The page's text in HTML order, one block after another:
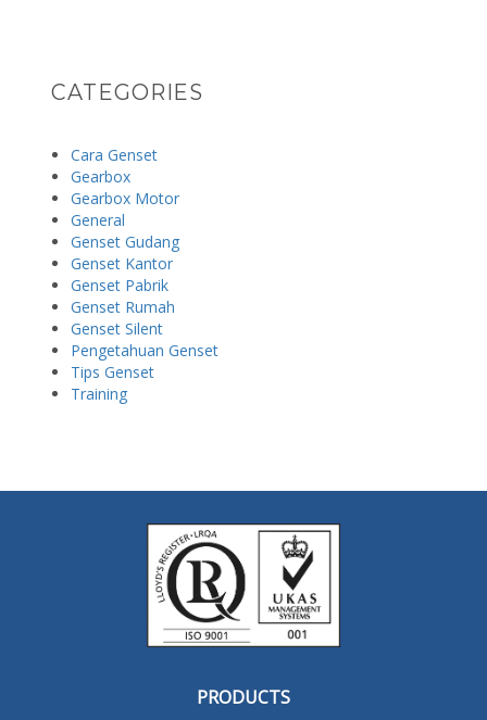
CATEGORIES
Cara Genset
Gearbox
Gearbox Motor
General
Genset Gudang
Genset Kantor
Genset Pabrik
Genset Rumah
Genset Silent
Pengetahuan Genset
Tips Genset
Training
PRODUCTS